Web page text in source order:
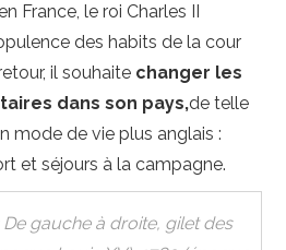
France, le roi Charles II
des habits de la cour
il souhaite changer les
dans son pays,de telle
mode de vie plus anglais :
et séjours à la campagne.
gauche à droite, gilet des